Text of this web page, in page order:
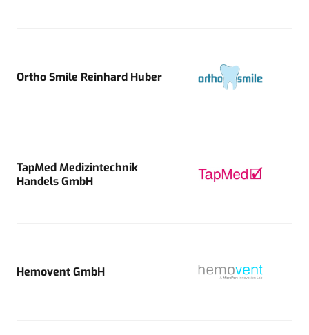
Ortho Smile Reinhard Huber
TapMed Medizintechnik
Handels GmbH
Hemovent GmbH